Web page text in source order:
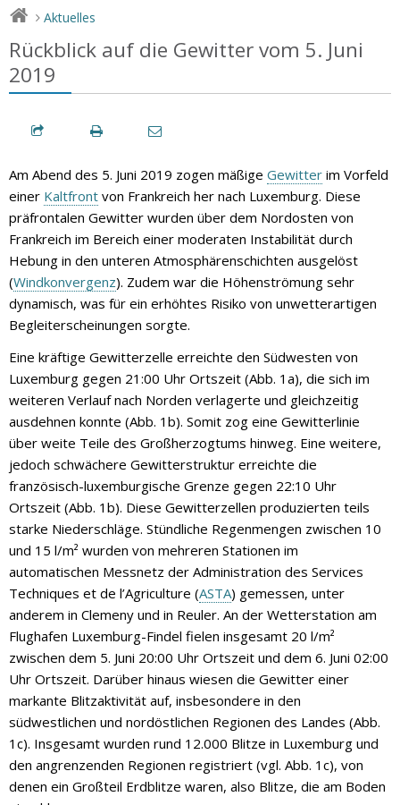
> Aktuelles
Rückblick auf die Gewitter vom 5. Juni
2019
Am Abend des 5. Juni 2019 zogen mäßige Gewitter im Vorfeld
einer Kaltfront von Frankreich her nach Luxemburg. Diese
präfrontalen Gewitter wurden über dem Nordosten von
Frankreich im Bereich einer moderaten Instabilität durch
Hebung in den unteren Atmosphärenschichten ausgelöst
(Windkonvergenz). Zudem war die Höhenströmung sehr
dynamisch, was für ein erhöhtes Risiko von unwetterartigen
Begleiterscheinungen sorgte.
Eine kräftige Gewitterzelle erreichte den Südwesten von
Luxemburg gegen 21:00 Uhr Ortszeit (Abb. 1a), die sich im
weiteren Verlauf nach Norden verlagerte und gleichzeitig
ausdehnen konnte (Abb. 1b). Somit zog eine Gewitterlinie
über weite Teile des Großherzogtums hinweg. Eine weitere,
jedoch schwächere Gewitterstruktur erreichte die
französisch-luxemburgische Grenze gegen 22:10 Uhr
Ortszeit (Abb. 1b). Diese Gewitterzellen produzierten teils
starke Niederschläge. Stündliche Regenmengen zwischen 10
und 15 l/m² wurden von mehreren Stationen im
automatischen Messnetz der Administration des Services
Techniques et de l’Agriculture (ASTA) gemessen, unter
anderem in Clemeny und in Reuler. An der Wetterstation am
Flughafen Luxemburg-Findel fielen insgesamt 20 l/m²
zwischen dem 5. Juni 20:00 Uhr Ortszeit und dem 6. Juni 02:00
Uhr Ortszeit. Darüber hinaus wiesen die Gewitter einer
markante Blitzaktivität auf, insbesondere in den
südwestlichen und nordöstlichen Regionen des Landes (Abb.
1c). Insgesamt wurden rund 12.000 Blitze in Luxemburg und
den angrenzenden Regionen registriert (vgl. Abb. 1c), von
denen ein Großteil Erdblitze waren, also Blitze, die am Boden